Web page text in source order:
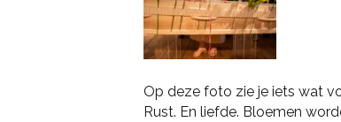
Op deze foto zie je iets wat
Rust. En liefde. Bloemen